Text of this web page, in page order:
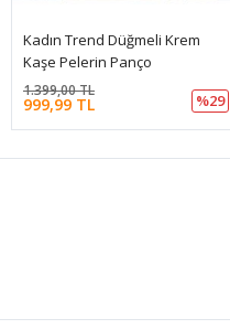
Kadın Trend Düğmeli Krem
Kaşe Pelerin Panço
999,99 TL
1.399,00 TL
%29